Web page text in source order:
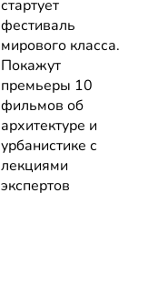
стартует
фестиваль
мирового класса.
Покажут
премьеры 10
фильмов об
архитектуре и
урбанистике с
лекциями
экспертов